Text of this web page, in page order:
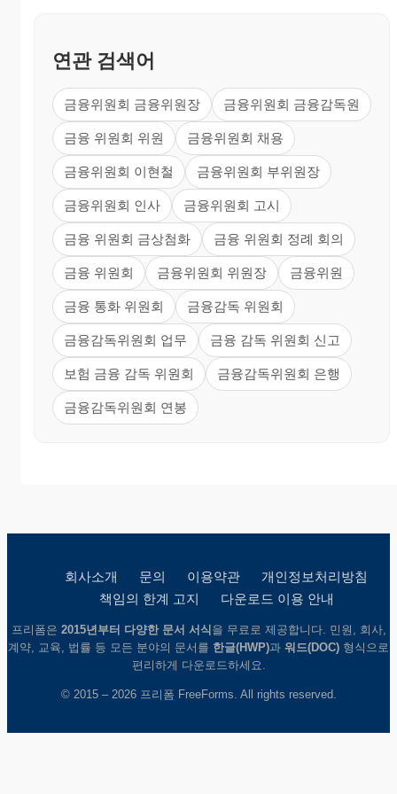
연관 검색어
금융위원회 금융위원장 금융위원회 금융감독원
금융 위원회 위원 금융위원회 채용
금융위원회 이현철 금융위원회 부위원장
금융위원회 인사 금융위원회 고시
금융 위원회 금상첨화 금융 위원회 정례 회의
금융 위원회 금융위원회 위원장 금융위원
금융 통화 위원회 금융감독 위원회
금융감독위원회 업무 금융 감독 위원회 신고
보험 금융 감독 위원회 금융감독위원회 은행
금융감독위원회 연봉
회사소개 문의 이용약관
개인정보처리방침
책임의 한계 고지
다운로드 이용 안내
프리폼은 2015년부터 다양한 문서 서식 을 무료로 제공합니다. 민원, 회사,
계약, 교육, 법률 등 모든 분야의 문서를 한글(HWP)과 워드(DOC) 형식으로
편리하게 다운로드하세요.
© 2015 – 2026 프리폼 FreeForms. All rights reserved.